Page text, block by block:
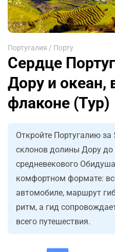
Португалия / Порту
Сердце
Дору и океан,
флаконе (Тур)
Откройте Португалию
склонов долины Дору до
средневекового
комфортном формате:
автомобиле, маршрут
ритм, а гид
всего путешествия.